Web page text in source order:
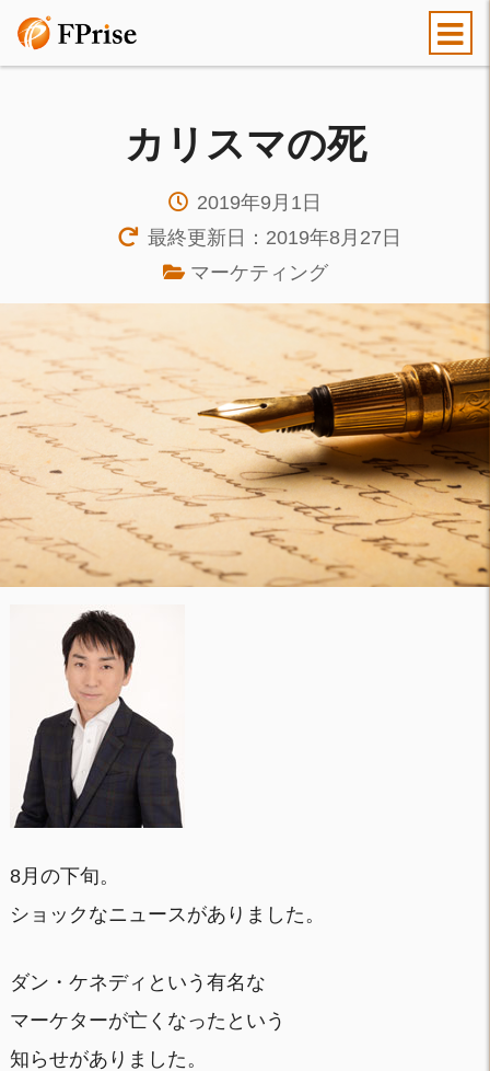
カリスマの死
2019年9月1日
最終更新日：2019年8月27日
マーケティング
8月の下旬。
ショックなニュースがありました。
ダン・ケネディという有名な
マーケターが亡くなったという
知らせがありました。